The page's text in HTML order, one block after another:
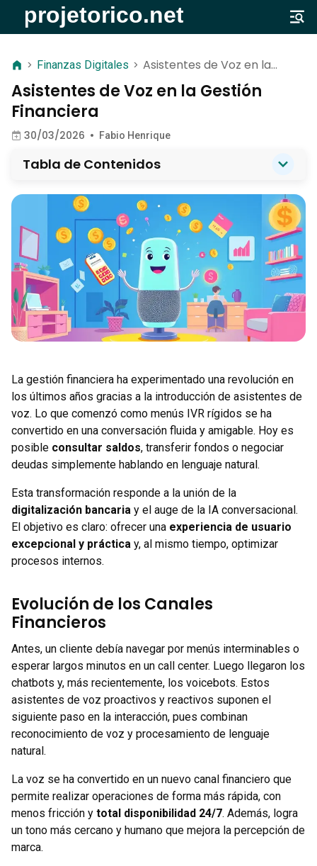
> Finanzas Digitales > Asistentes de Voz en la
Gestión Financiera
Asistentes de Voz en la Gestión
Financiera
30/03/2026 • Fabio Henrique
Tabla de Contenidos
La gestión financiera ha experimentado una revolución en
los últimos años gracias a la introducción de asistentes de
voz. Lo que comenzó como menús IVR rígidos se ha
convertido en una conversación fluida y amigable. Hoy es
posible consultar saldos, transferir fondos o negociar
deudas simplemente hablando en lenguaje natural.
Esta transformación responde a la unión de la
digitalización bancaria y el auge de la IA conversacional.
El objetivo es claro: ofrecer una experiencia de usuario
excepcional y práctica y, al mismo tiempo, optimizar
procesos internos.
Evolución de los Canales
Financieros
Antes, un cliente debía navegar por menús interminables o
esperar largos minutos en un call center. Luego llegaron los
chatbots y, más recientemente, los voicebots. Estos
asistentes de voz proactivos y reactivos suponen el
siguiente paso en la interacción, pues combinan
reconocimiento de voz y procesamiento de lenguaje
natural.
La voz se ha convertido en un nuevo canal financiero que
permite realizar operaciones de forma más rápida, con
menos fricción y total disponibilidad 24/7. Además, logra
un tono más cercano y humano que mejora la percepción de
marca.